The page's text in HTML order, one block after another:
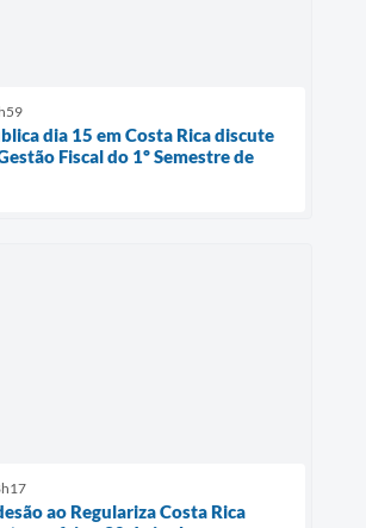
dia 15 em Costa Rica discute
Fiscal do 1º Semestre de
ao Regulariza Costa Rica